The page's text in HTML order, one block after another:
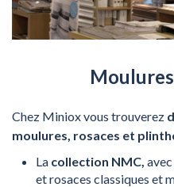
Chez Miniox vous trouverez
moulures, rosaces et
La collection NMC,
et rosaces classiques et